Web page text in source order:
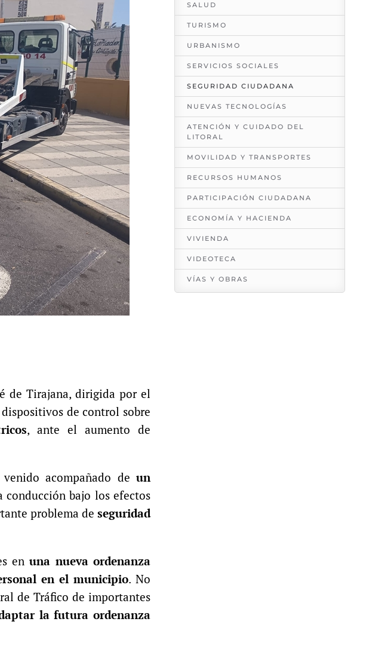
de Tirajana, dirigida por el
de control sobre
, ante el aumento de
acompañado de un
conducción bajo los efectos
problema de seguridad
enuna nueva ordenanza
en el municipio. No
de Tráfico de importantes
la futura ordenanza
SALUD
TURISMO
URBANISMO
SERVICIOS SOCIALES
SEGURIDAD CIUDADANA
NUEVAS TECNOLOGÍAS
ATENCIÓN Y CUIDADO DEL
LITORAL
MOVILIDAD Y TRANSPORTES
RECURSOS HUMANOS
PARTICIPACIÓN CIUDADANA
ECONOMÍA Y HACIENDA
VIVIENDA
VIDEOTECA
VÍAS Y OBRAS